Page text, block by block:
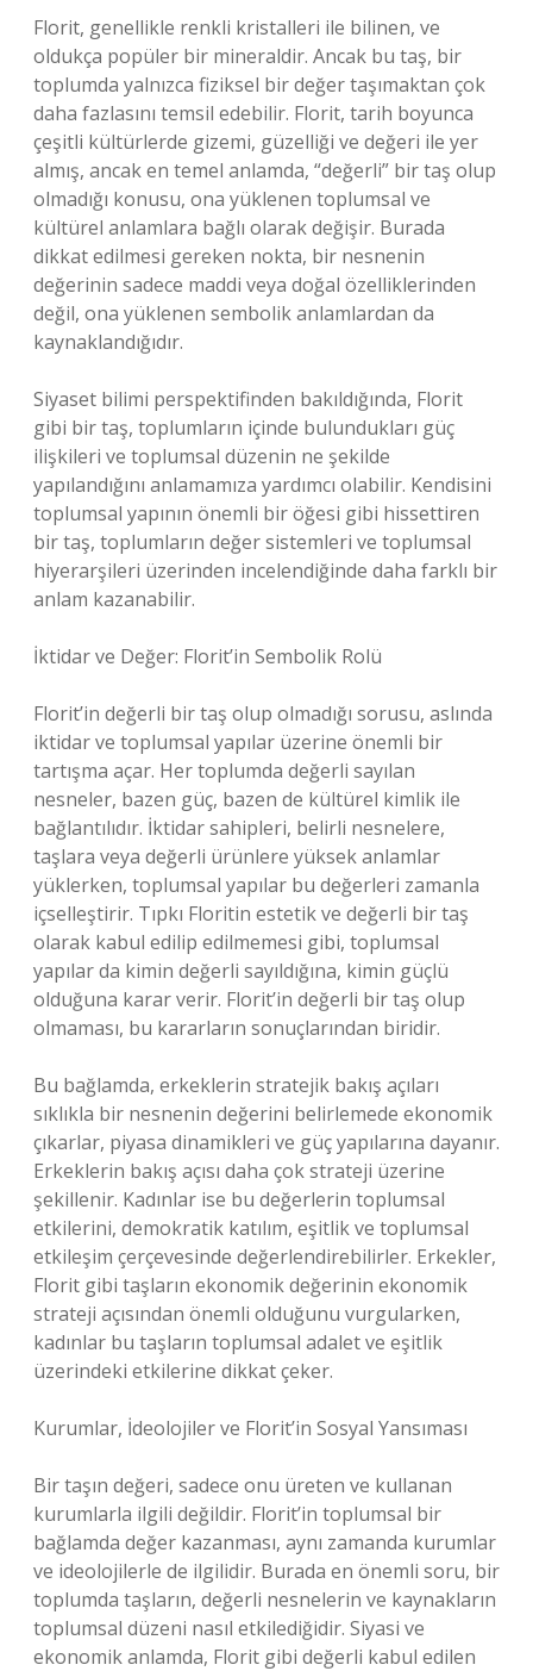
Florit, genellikle renkli kristalleri ile bilinen, ve
oldukça popüler bir mineraldir. Ancak bu taş, bir
toplumda yalnızca fiziksel bir değer taşımaktan çok
daha fazlasını temsil edebilir. Florit, tarih boyunca
çeşitli kültürlerde gizemi, güzelliği ve değeri ile yer
almış, ancak en temel anlamda, “değerli” bir taş olup
olmadığı konusu, ona yüklenen toplumsal ve
kültürel anlamlara bağlı olarak değişir. Burada
dikkat edilmesi gereken nokta, bir nesnenin
değerinin sadece maddi veya doğal özelliklerinden
değil, ona yüklenen sembolik anlamlardan da
kaynaklandığıdır.
Siyaset bilimi perspektifinden bakıldığında, Florit
gibi bir taş, toplumların içinde bulundukları güç
ilişkileri ve toplumsal düzenin ne şekilde
yapılandığını anlamamıza yardımcı olabilir. Kendisini
toplumsal yapının önemli bir öğesi gibi hissettiren
bir taş, toplumların değer sistemleri ve toplumsal
hiyerarşileri üzerinden incelendiğinde daha farklı bir
anlam kazanabilir.
İktidar ve Değer: Florit’in Sembolik Rolü
Florit’in değerli bir taş olup olmadığı sorusu, aslında
iktidar ve toplumsal yapılar üzerine önemli bir
tartışma açar. Her toplumda değerli sayılan
nesneler, bazen güç, bazen de kültürel kimlik ile
bağlantılıdır. İktidar sahipleri, belirli nesnelere,
taşlara veya değerli ürünlere yüksek anlamlar
yüklerken, toplumsal yapılar bu değerleri zamanla
içselleştirir. Tıpkı Floritin estetik ve değerli bir taş
olarak kabul edilip edilmemesi gibi, toplumsal
yapılar da kimin değerli sayıldığına, kimin güçlü
olduğuna karar verir. Florit’in değerli bir taş olup
olmaması, bu kararların sonuçlarından biridir.
Bu bağlamda, erkeklerin stratejik bakış açıları
sıklıkla bir nesnenin değerini belirlemede ekonomik
çıkarlar, piyasa dinamikleri ve güç yapılarına dayanır.
Erkeklerin bakış açısı daha çok strateji üzerine
şekillenir. Kadınlar ise bu değerlerin toplumsal
etkilerini, demokratik katılım, eşitlik ve toplumsal
etkileşim çerçevesinde değerlendirebilirler. Erkekler,
Florit gibi taşların ekonomik değerinin ekonomik
strateji açısından önemli olduğunu vurgularken,
kadınlar bu taşların toplumsal adalet ve eşitlik
üzerindeki etkilerine dikkat çeker.
Kurumlar, İdeolojiler ve Florit’in Sosyal Yansıması
Bir taşın değeri, sadece onu üreten ve kullanan
kurumlarla ilgili değildir. Florit’in toplumsal bir
bağlamda değer kazanması, aynı zamanda kurumlar
ve ideolojilerle de ilgilidir. Burada en önemli soru, bir
toplumda taşların, değerli nesnelerin ve kaynakların
toplumsal düzeni nasıl etkilediğidir. Siyasi ve
ekonomik anlamda, Florit gibi değerli kabul edilen